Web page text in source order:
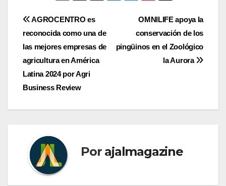
Navegación
de
entradas
OMNILIFE apoya la
conservación de los
pingüinos en el Zoológico
la Aurora
AGROCENTRO es
reconocida como una de
las mejores empresas de
agricultura en América
Latina 2024 por Agri
Business Review
Por ajalmagazine